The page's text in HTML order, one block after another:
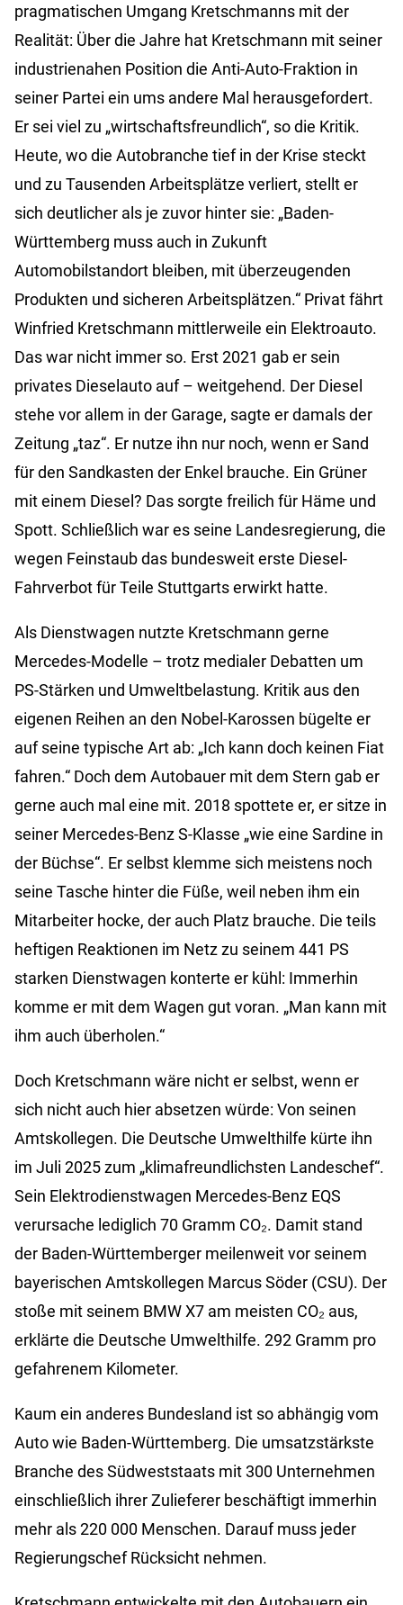
pragmatischen Umgang Kretschmanns mit der
Realität: Über die Jahre hat Kretschmann mit seiner
industrienahen Position die Anti-Auto-Fraktion in
seiner Partei ein ums andere Mal herausgefordert.
Er sei viel zu „wirtschaftsfreundlich“, so die Kritik.
Heute, wo die Autobranche tief in der Krise steckt
und zu Tausenden Arbeitsplätze verliert, stellt er
sich deutlicher als je zuvor hinter sie: „Baden-
Württemberg muss auch in Zukunft
Automobilstandort bleiben, mit überzeugenden
Produkten und sicheren Arbeitsplätzen.“ Privat fährt
Winfried Kretschmann mittlerweile ein Elektroauto.
Das war nicht immer so. Erst 2021 gab er sein
privates Dieselauto auf – weitgehend. Der Diesel
stehe vor allem in der Garage, sagte er damals der
Zeitung „taz“. Er nutze ihn nur noch, wenn er Sand
für den Sandkasten der Enkel brauche. Ein Grüner
mit einem Diesel? Das sorgte freilich für Häme und
Spott. Schließlich war es seine Landesregierung, die
wegen Feinstaub das bundesweit erste Diesel-
Fahrverbot für Teile Stuttgarts erwirkt hatte.
Als Dienstwagen nutzte Kretschmann gerne
Mercedes-Modelle – trotz medialer Debatten um
PS-Stärken und Umweltbelastung. Kritik aus den
eigenen Reihen an den Nobel-Karossen bügelte er
auf seine typische Art ab: „Ich kann doch keinen Fiat
fahren.“ Doch dem Autobauer mit dem Stern gab er
gerne auch mal eine mit. 2018 spottete er, er sitze in
seiner Mercedes-Benz S-Klasse „wie eine Sardine in
der Büchse“. Er selbst klemme sich meistens noch
seine Tasche hinter die Füße, weil neben ihm ein
Mitarbeiter hocke, der auch Platz brauche. Die teils
heftigen Reaktionen im Netz zu seinem 441 PS
starken Dienstwagen konterte er kühl: Immerhin
komme er mit dem Wagen gut voran. „Man kann mit
ihm auch überholen.“
Doch Kretschmann wäre nicht er selbst, wenn er
sich nicht auch hier absetzen würde: Von seinen
Amtskollegen. Die Deutsche Umwelthilfe kürte ihn
im Juli 2025 zum „klimafreundlichsten Landeschef“.
Sein Elektrodienstwagen Mercedes-Benz EQS
verursache lediglich 70 Gramm CO₂. Damit stand
der Baden-Württemberger meilenweit vor seinem
bayerischen Amtskollegen Marcus Söder (CSU). Der
stoße mit seinem BMW X7 am meisten CO₂ aus,
erklärte die Deutsche Umwelthilfe. 292 Gramm pro
gefahrenem Kilometer.
Kaum ein anderes Bundesland ist so abhängig vom
Auto wie Baden-Württemberg. Die umsatzstärkste
Branche des Südweststaats mit 300 Unternehmen
einschließlich ihrer Zulieferer beschäftigt immerhin
mehr als 220 000 Menschen. Darauf muss jeder
Regierungschef Rücksicht nehmen.